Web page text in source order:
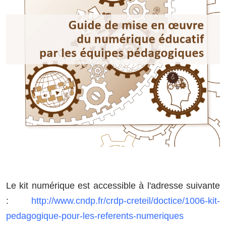
Le kit numérique est accessible à l'adresse suivante
: http://www.cndp.fr/crdp-creteil/doctice/1006-kit-
pedagogique-pour-les-referents-numeriques